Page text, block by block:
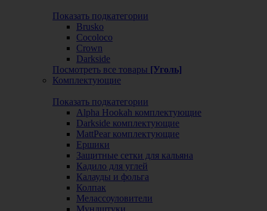
Показать подкатегории
Brusko
Cocoloco
Crown
Darkside
Посмотреть все товары [Уголь]
Комплектующие
Показать подкатегории
Alpha Hookah комплектующие
Darkside комплектующие
MattPear комплектующие
Ершики
Защитные сетки для кальяна
Кадило для углей
Калауды и фольга
Колпак
Мелассоуловители
Мундштуки